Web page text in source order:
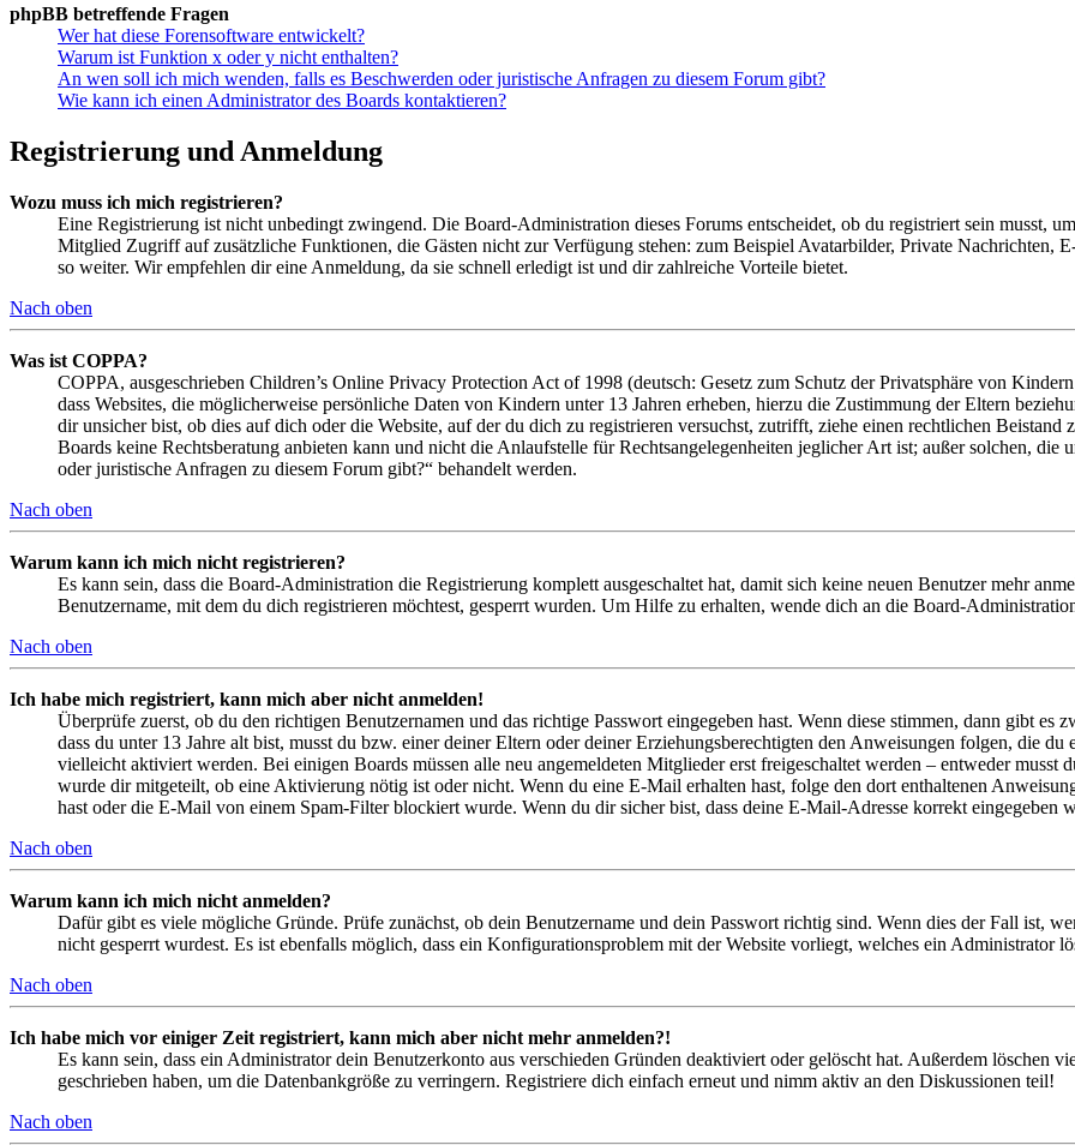
phpBB betreffende Fragen
Wer hat diese Forensoftware entwickelt?
Warum ist Funktion x oder y nicht enthalten?
An wen soll ich mich wenden, falls es Beschwerden oder juristische Anfragen zu diesem Forum gibt?
Wie kann ich einen Administrator des Boards kontaktieren?
Registrierung und Anmeldung
Wozu muss ich mich registrieren?
Eine Registrierung ist nicht unbedingt zwingend. Die Board-Administration dieses Forums entscheidet, ob du registriert sein musst,
Mitglied Zugriff auf zusätzliche Funktionen, die Gästen nicht zur Verfügung stehen: zum Beispiel Avatarbilder, Private Nachrichten,
so weiter. Wir empfehlen dir eine Anmeldung, da sie schnell erledigt ist und dir zahlreiche Vorteile bietet.
Nach oben
Was ist COPPA?
COPPA, ausgeschrieben Children’s Online Privacy Protection Act of 1998 (deutsch: Gesetz zum Schutz der Privatsphäre von
dass Websites, die möglicherweise persönliche Daten von Kindern unter 13 Jahren erheben, hierzu die Zustimmung der Eltern
dir unsicher bist, ob dies auf dich oder die Website, auf der du dich zu registrieren versuchst, zutrifft, ziehe einen rechtlichen
Boards keine Rechtsberatung anbieten kann und nicht die Anlaufstelle für Rechtsangelegenheiten jeglicher Art ist; außer solchen,
oder juristische Anfragen zu diesem Forum gibt?“ behandelt werden.
Nach oben
Warum kann ich mich nicht registrieren?
Es kann sein, dass die Board-Administration die Registrierung komplett ausgeschaltet hat, damit sich keine neuen Benutzer mehr
Benutzername, mit dem du dich registrieren möchtest, gesperrt wurden. Um Hilfe zu erhalten, wende dich an die Board-
Nach oben
Ich habe mich registriert, kann mich aber nicht anmelden!
Überprüfe zuerst, ob du den richtigen Benutzernamen und das richtige Passwort eingegeben hast. Wenn diese stimmen, dann gibt es
dass du unter 13 Jahre alt bist, musst du bzw. einer deiner Eltern oder deiner Erziehungsberechtigten den Anweisungen folgen, die
vielleicht aktiviert werden. Bei einigen Boards müssen alle neu angemeldeten Mitglieder erst freigeschaltet werden – entweder musst
wurde dir mitgeteilt, ob eine Aktivierung nötig ist oder nicht. Wenn du eine E-Mail erhalten hast, folge den dort enthaltenen
hast oder die E-Mail von einem Spam-Filter blockiert wurde. Wenn du dir sicher bist, dass deine E-Mail-Adresse korrekt eingegeben
Nach oben
Warum kann ich mich nicht anmelden?
Dafür gibt es viele mögliche Gründe. Prüfe zunächst, ob dein Benutzername und dein Passwort richtig sind. Wenn dies der Fall ist,
nicht gesperrt wurdest. Es ist ebenfalls möglich, dass ein Konfigurationsproblem mit der Website vorliegt, welches ein Administrator
Nach oben
Ich habe mich vor einiger Zeit registriert, kann mich aber nicht mehr anmelden?!
Es kann sein, dass ein Administrator dein Benutzerkonto aus verschieden Gründen deaktiviert oder gelöscht hat. Außerdem löschen
geschrieben haben, um die Datenbankgröße zu verringern. Registriere dich einfach erneut und nimm aktiv an den Diskussionen teil!
Nach oben